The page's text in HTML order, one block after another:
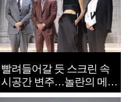
빨려들어갈 듯 스크린 속
시공간 변주…놀란의 메시
지는 ‘전쟁 속죄’